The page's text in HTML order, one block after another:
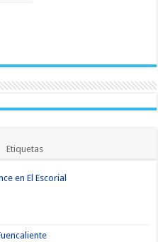
Etiquetas
en El Escorial